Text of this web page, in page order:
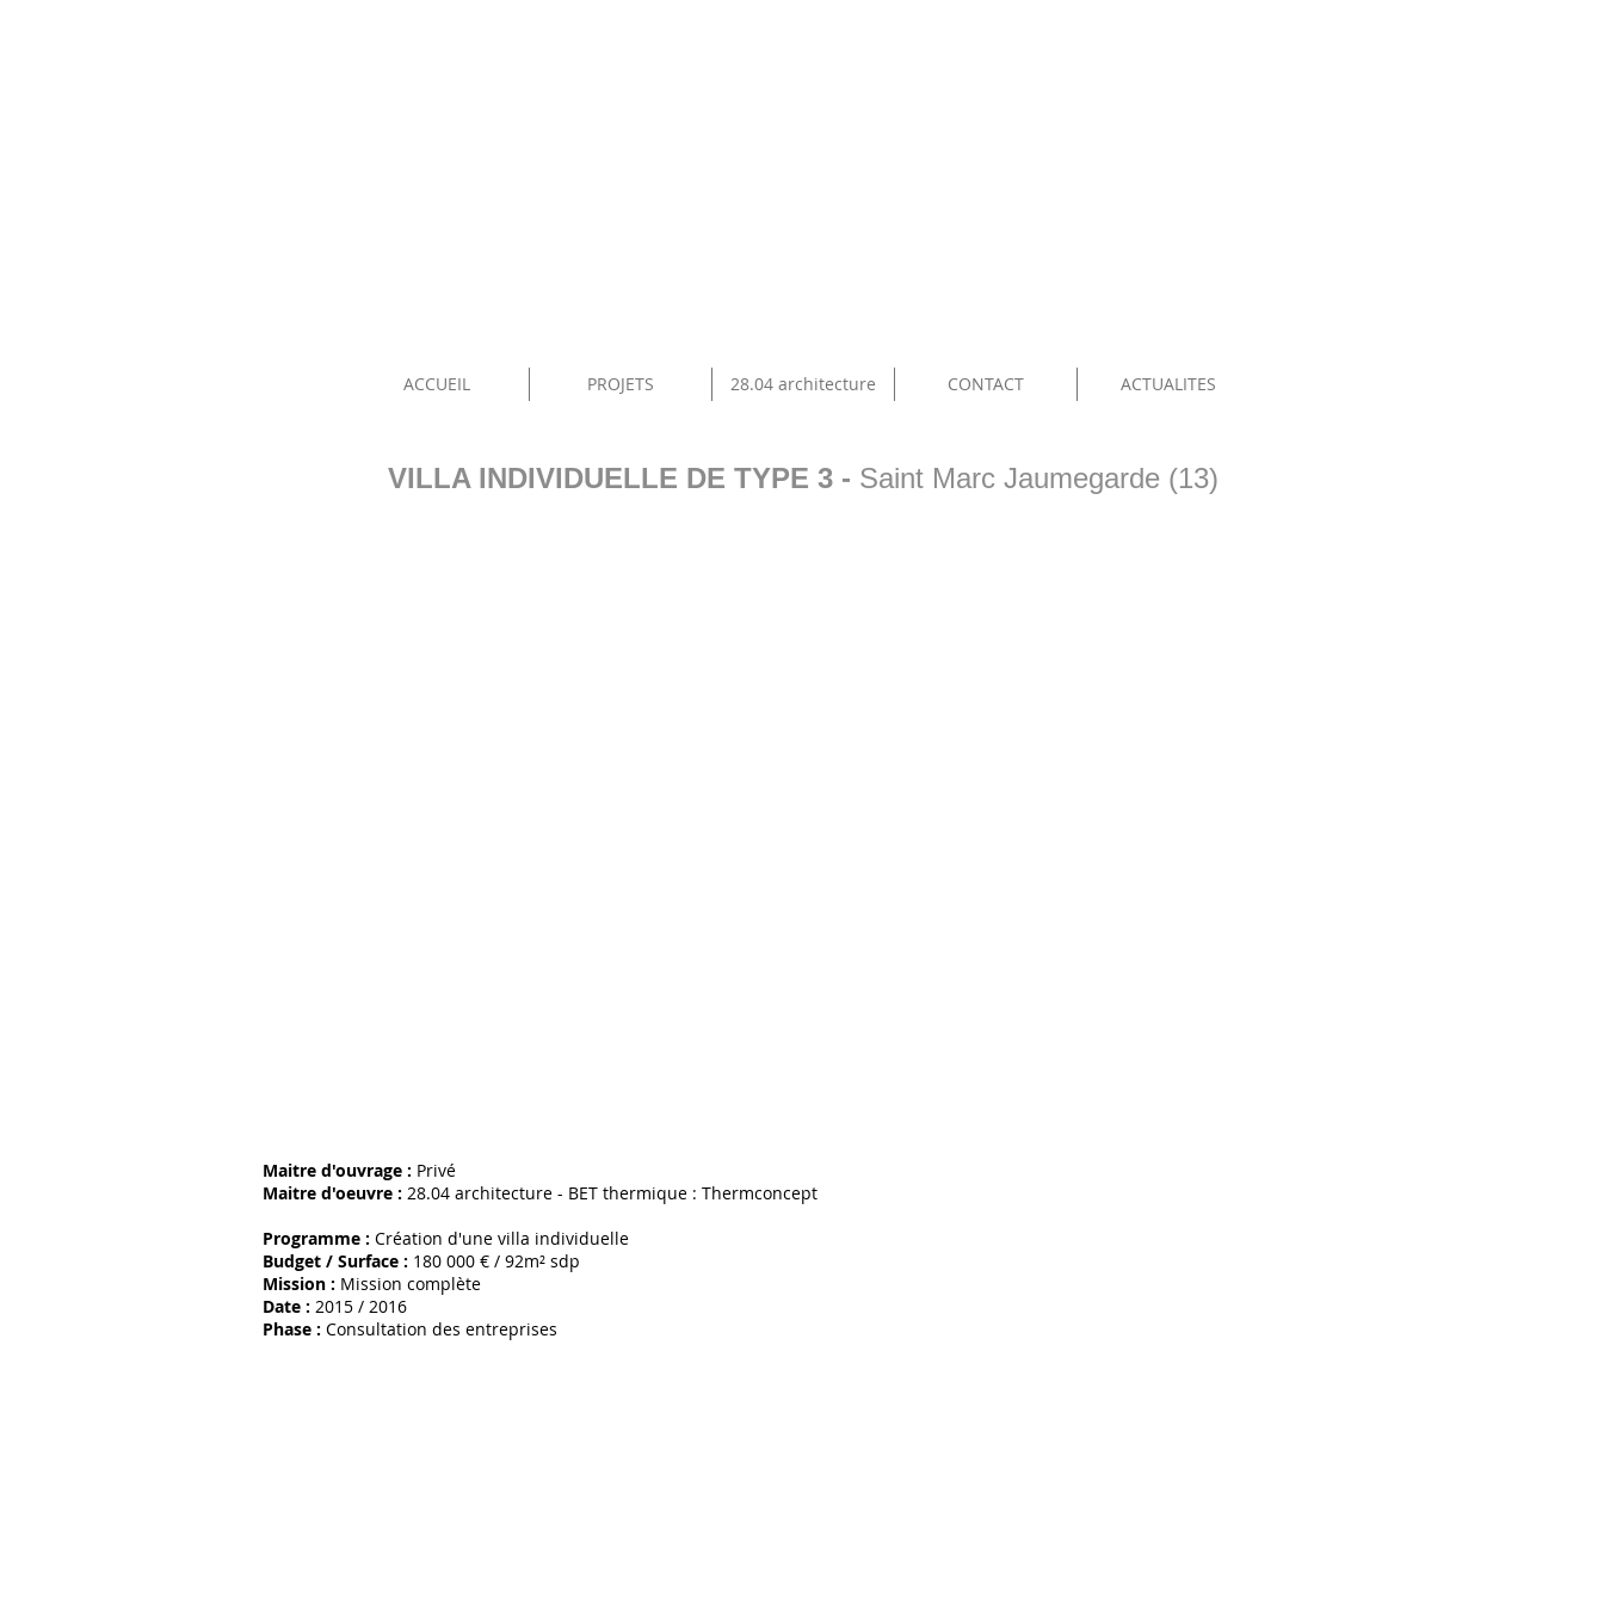
ACCUEIL PROJETS 28.04 architecture CONTACT ACTUALITES
VILLA INDIVIDUELLE DE TYPE 3 - Saint Marc Jaumegarde (13)
Maitre d'ouvrage : Privé
Maitre d'oeuvre : 28.04 architecture - BET thermique : Thermconcept
Programme : Création d'une villa individuelle
Budget / Surface : 180 000 € / 92m² sdp
Mission : Mission complète
Date : 2015 / 2016
Phase : Consultation des entreprises